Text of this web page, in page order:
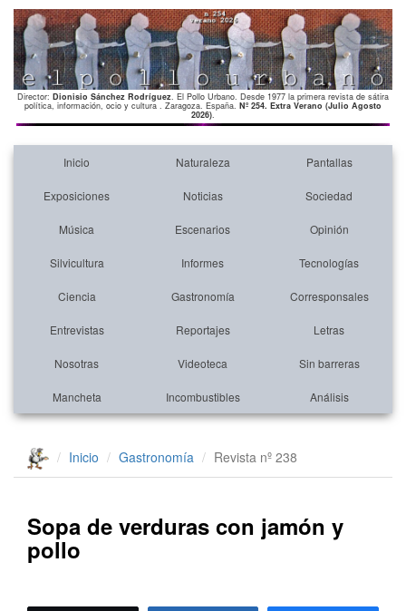
Director: Dionisio Sánchez Rodríguez. El Pollo Urbano. Desde 1977 la primera revista de sátira
política, información, ocio y cultura . Zaragoza. España. Nº 254. Extra Verano (Julio Agosto
2026).
Inicio Naturaleza Pantallas
Exposiciones Noticias Sociedad
Música Escenarios Opinión
Silvicultura Informes Tecnologías
Ciencia Gastronomía Corresponsales
Entrevistas Reportajes Letras
Nosotras Videoteca Sin barreras
Mancheta Incombustibles Análisis
Inicio Gastronomía Revista nº 238
Sopa de verduras con jamón y
pollo